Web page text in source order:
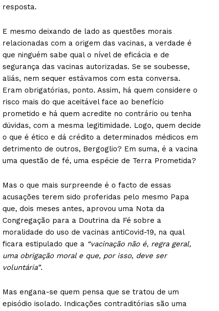
resposta.
E mesmo deixando de lado as questões morais
relacionadas com a origem das vacinas, a verdade é
que ninguém sabe qual o nível de eficácia e de
segurança das vacinas autorizadas. Se se soubesse,
aliás, nem sequer estávamos com esta conversa.
Eram obrigatórias, ponto. Assim, há quem considere o
risco mais do que aceitável face ao benefício
prometido e há quem acredite no contrário ou tenha
dúvidas, com a mesma legitimidade. Logo, quem decide
o que é ético e dá crédito a determinados médicos em
detrimento de outros, Bergoglio? Em suma, é a vacina
uma questão de fé, uma espécie de Terra Prometida?
Mas o que mais surpreende é o facto de essas
acusações terem sido proferidas pelo mesmo Papa
que, dois meses antes, aprovou uma Nota da
Congregação para a Doutrina da Fé sobre a
moralidade do uso de vacinas antiCovid-19, na qual
ficara estipulado que a “vacinação não é, regra geral,
uma obrigação moral e que, por isso, deve ser
voluntária”.
Mas engana-se quem pensa que se tratou de um
episódio isolado. Indicações contraditórias são uma